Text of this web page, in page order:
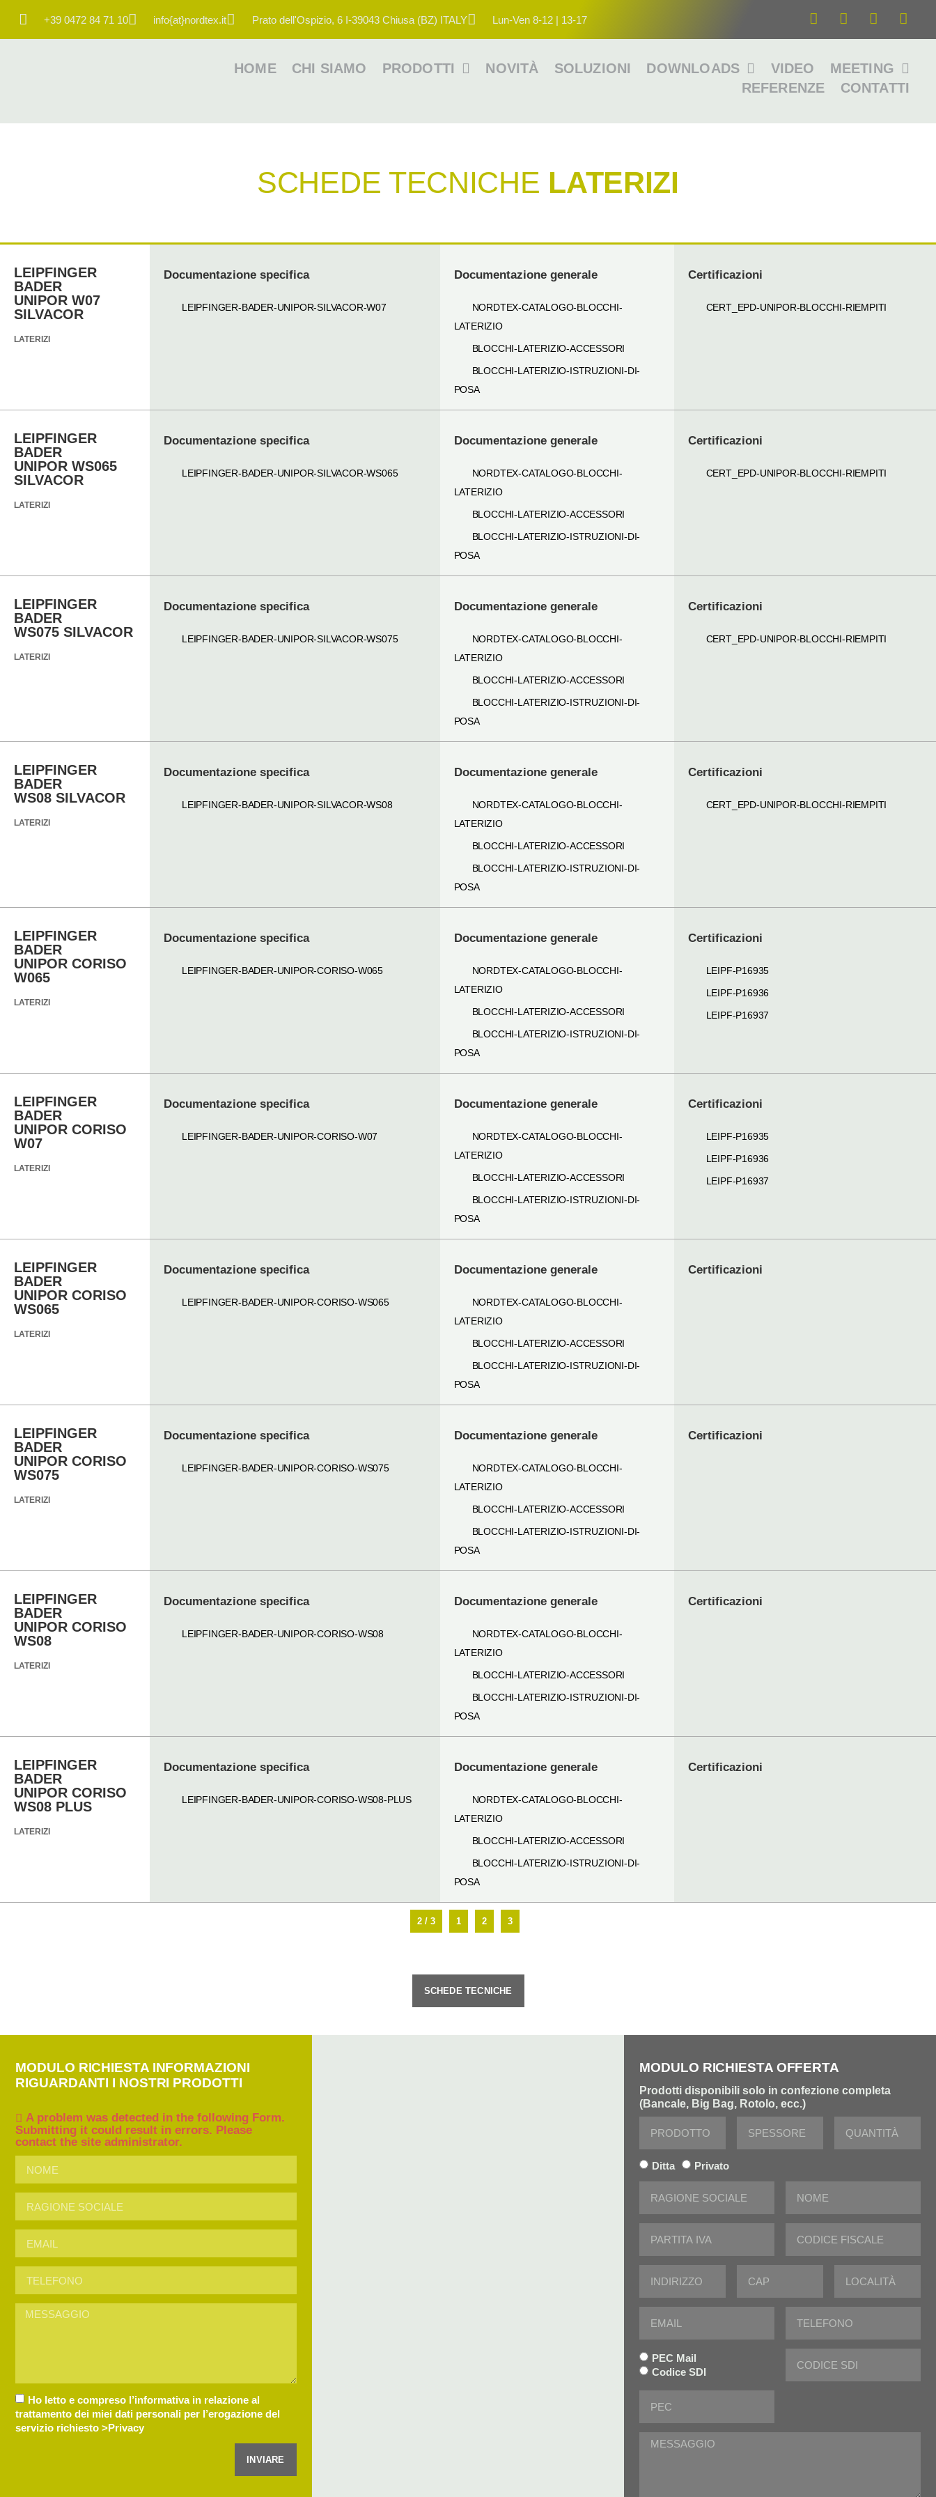
+39 0472 84 71 10 info{at}nordtex.it Prato dell'Ospizio, 6 I-39043 Chiusa (BZ) ITALY Lun-Ven 8-12 | 13-17
HOME CHI SIAMO PRODOTTI NOVITÀ SOLUZIONI DOWNLOADS VIDEO
MEETING
REFERENZE
CONTATTI
SCHEDE TECNICHE LATERIZI
LEIPFINGER
BADER
UNIPOR W07
SILVACOR
LATERIZI
Documentazione specifica
LEIPFINGER-BADER-UNIPOR-SILVACOR-W07
Documentazione generale
NORDTEX-CATALOGO-BLOCCHI-
LATERIZIO
BLOCCHI-LATERIZIO-ACCESSORI
BLOCCHI-LATERIZIO-ISTRUZIONI-DI-
POSA
Certificazioni
CERT_EPD-UNIPOR-BLOCCHI-RIEMPITI
LEIPFINGER
BADER
UNIPOR WS065
SILVACOR
LATERIZI
Documentazione specifica
LEIPFINGER-BADER-UNIPOR-SILVACOR-WS065
Documentazione generale
NORDTEX-CATALOGO-BLOCCHI-
LATERIZIO
BLOCCHI-LATERIZIO-ACCESSORI
BLOCCHI-LATERIZIO-ISTRUZIONI-DI-
POSA
Certificazioni
CERT_EPD-UNIPOR-BLOCCHI-RIEMPITI
LEIPFINGER
BADER
WS075 SILVACOR
LATERIZI
Documentazione specifica
LEIPFINGER-BADER-UNIPOR-SILVACOR-WS075
Documentazione generale
NORDTEX-CATALOGO-BLOCCHI-
LATERIZIO
BLOCCHI-LATERIZIO-ACCESSORI
BLOCCHI-LATERIZIO-ISTRUZIONI-DI-
POSA
Certificazioni
CERT_EPD-UNIPOR-BLOCCHI-RIEMPITI
LEIPFINGER
BADER
WS08 SILVACOR
LATERIZI
Documentazione specifica
LEIPFINGER-BADER-UNIPOR-SILVACOR-WS08
Documentazione generale
NORDTEX-CATALOGO-BLOCCHI-
LATERIZIO
BLOCCHI-LATERIZIO-ACCESSORI
BLOCCHI-LATERIZIO-ISTRUZIONI-DI-
POSA
Certificazioni
CERT_EPD-UNIPOR-BLOCCHI-RIEMPITI
LEIPFINGER
BADER
UNIPOR CORISO
W065
LATERIZI
Documentazione specifica
LEIPFINGER-BADER-UNIPOR-CORISO-W065
Documentazione generale
NORDTEX-CATALOGO-BLOCCHI-
LATERIZIO
BLOCCHI-LATERIZIO-ACCESSORI
BLOCCHI-LATERIZIO-ISTRUZIONI-DI-
POSA
Certificazioni
LEIPF-P16935
LEIPF-P16936
LEIPF-P16937
LEIPFINGER
BADER
UNIPOR CORISO
W07
LATERIZI
Documentazione specifica
LEIPFINGER-BADER-UNIPOR-CORISO-W07
Documentazione generale
NORDTEX-CATALOGO-BLOCCHI-
LATERIZIO
BLOCCHI-LATERIZIO-ACCESSORI
BLOCCHI-LATERIZIO-ISTRUZIONI-DI-
POSA
Certificazioni
LEIPF-P16935
LEIPF-P16936
LEIPF-P16937
LEIPFINGER
BADER
UNIPOR CORISO
WS065
LATERIZI
Documentazione specifica
LEIPFINGER-BADER-UNIPOR-CORISO-WS065
Documentazione generale
NORDTEX-CATALOGO-BLOCCHI-
LATERIZIO
BLOCCHI-LATERIZIO-ACCESSORI
BLOCCHI-LATERIZIO-ISTRUZIONI-DI-
POSA
Certificazioni
LEIPFINGER
BADER
UNIPOR CORISO
WS075
LATERIZI
Documentazione specifica
LEIPFINGER-BADER-UNIPOR-CORISO-WS075
Documentazione generale
NORDTEX-CATALOGO-BLOCCHI-
LATERIZIO
BLOCCHI-LATERIZIO-ACCESSORI
BLOCCHI-LATERIZIO-ISTRUZIONI-DI-
POSA
Certificazioni
LEIPFINGER
BADER
UNIPOR CORISO
WS08
LATERIZI
Documentazione specifica
LEIPFINGER-BADER-UNIPOR-CORISO-WS08
Documentazione generale
NORDTEX-CATALOGO-BLOCCHI-
LATERIZIO
BLOCCHI-LATERIZIO-ACCESSORI
BLOCCHI-LATERIZIO-ISTRUZIONI-DI-
POSA
Certificazioni
LEIPFINGER
BADER
UNIPOR CORISO
WS08 PLUS
LATERIZI
Documentazione specifica
LEIPFINGER-BADER-UNIPOR-CORISO-WS08-PLUS
Documentazione generale
NORDTEX-CATALOGO-BLOCCHI-
LATERIZIO
BLOCCHI-LATERIZIO-ACCESSORI
BLOCCHI-LATERIZIO-ISTRUZIONI-DI-
POSA
Certificazioni
2 / 3 1 2 3
SCHEDE TECNICHE
MODULO RICHIESTA INFORMAZIONI
RIGUARDANTI I NOSTRI PRODOTTI
A problem was detected in the following Form.
Submitting it could result in errors. Please
contact the site administrator.
Ho letto e compreso l’informativa in relazione al
trattamento dei miei dati personali per l’erogazione del
servizio richiesto>Privacy
INVIARE
MODULO RICHIESTA OFFERTA
Prodotti disponibili solo in confezione completa
(Bancale, Big Bag, Rotolo, ecc.)
Ditta Privato
PEC Mail
Codice SDI